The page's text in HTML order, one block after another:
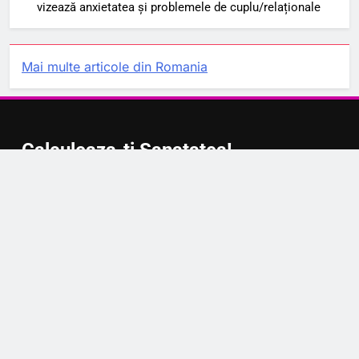
vizează anxietatea și problemele de cuplu/relaționale
Mai multe articole din Romania
Calculeaza-ti Sanatatea!